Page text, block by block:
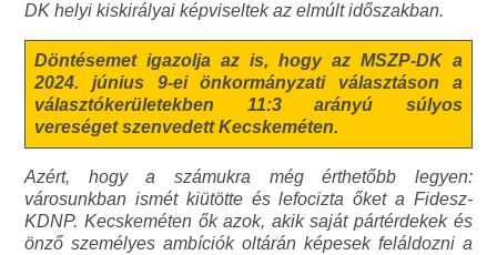
DK helyi kiskirályai képviseltek az elmúlt időszakban.
Döntésemet igazolja az is, hogy az MSZP-DK a
2024. június 9-ei önkormányzati választáson a
választókerületekben 11:3 arányú súlyos
vereséget szenvedett Kecskeméten.
Azért, hogy a számukra még érthetőbb legyen:
városunkban ismét kiütötte és lefocizta őket a Fidesz-
KDNP. Kecskeméten ők azok, akik saját pártérdekek és
önző személyes ambíciók oltárán képesek feláldozni a